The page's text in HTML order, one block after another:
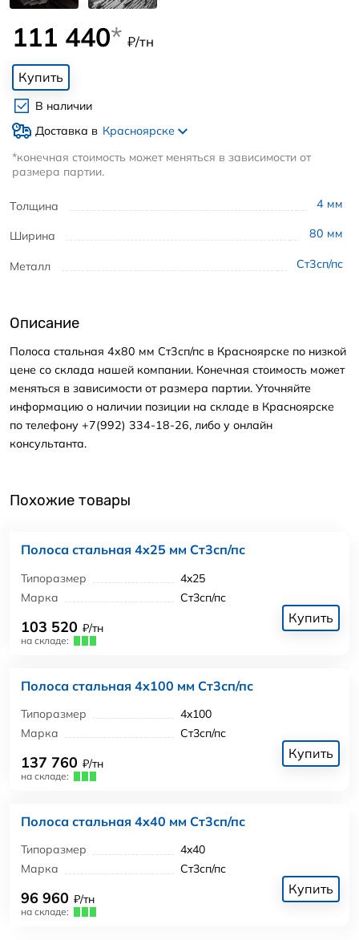
Толщина 4 мм
Ширина 80 мм
Металл Ст3сп/пс
111 440* ₽/тн
Купить
В наличии
Доставка в Красноярске
*конечная стоимость может меняться в зависимости от
размера партии.
Описание
Полоса стальная 4x80 мм Ст3сп/пс в Красноярске по низкой
цене со склада нашей компании. Конечная стоимость может
меняться в зависимости от размера партии. Уточняйте
информацию о наличии позиции на складе в Красноярске
по телефону +7(992) 334-18-26, либо у онлайн
консультанта.
Похожие товары
Полоса стальная 4x25 мм Ст3сп/пс
Типоразмер
4x25
Марка
Ст3сп/пс
103 520 ₽/тн
на складе:
Купить
Полоса стальная 4x100 мм Ст3сп/пс
Типоразмер
4x100
Марка
Ст3сп/пс
137 760 ₽/тн
на складе:
Купить
Полоса стальная 4x40 мм Ст3сп/пс
Типоразмер
4x40
Марка
Ст3сп/пс
96 960 ₽/тн
на складе:
Купить